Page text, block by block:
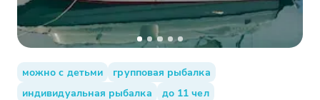
можно с детьми
групповая рыбалка
индивидуальная рыбалка
до 11 чел